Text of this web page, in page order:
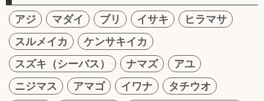
アジ マダイ ブリ イサキ
ヒラマサ
スルメイカ
ケンサキイカ
スズキ（シーバス）
ナマズ
アユ
ニジマス
アマゴ イワナ
タチウオ